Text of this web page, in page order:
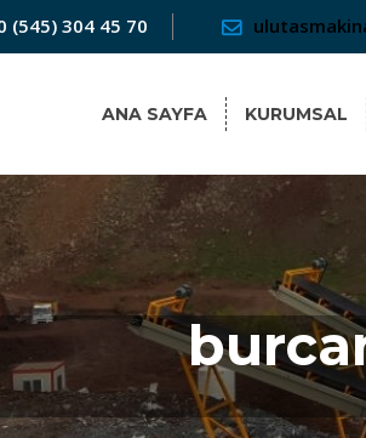
(545) 304 45 70
ANA SAYFA KURUMSAL